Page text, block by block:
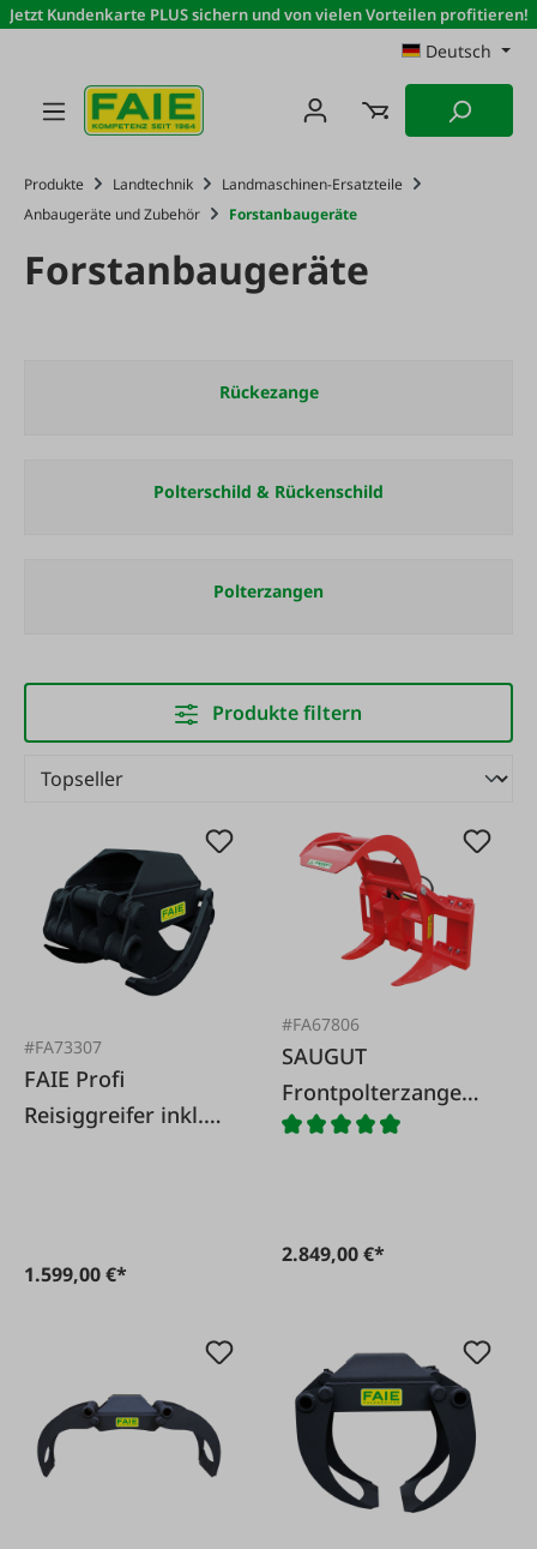
Zum Hauptinhalt springen
Jetzt Kundenkarte PLUS sichern und von vielen Vorteilen profitieren!
Deutsch
Produkte Landtechnik
Landmaschinen-Ersatzteile
Anbaugeräte und Zubehör
Forstanbaugeräte
Forstanbaugeräte
Rückezange
Polterschild & Rückenschild
Polterzangen
Produkte filtern
#FA73307
FAIE Profi
Reisiggreifer inkl.
1.599,00 €*
#FA67806
SAUGUT
Frontpolterzange
3000 mit Euro-
2.849,00 €*